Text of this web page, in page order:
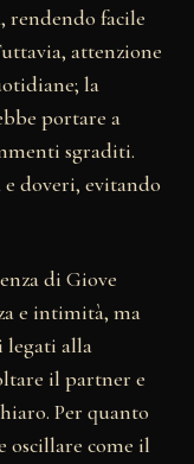
rendendo facile
attenzione
la
portare a
sgraditi.
doveri, evitando
di Giove
e intimità, ma
legati alla
il partner e
Per quanto
oscillare come il